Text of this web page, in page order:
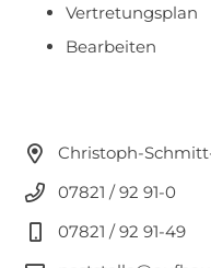
Vertretungsplan
Bearbeiten
Christoph-
07821 / 92 91-0
07821 / 92 91-49